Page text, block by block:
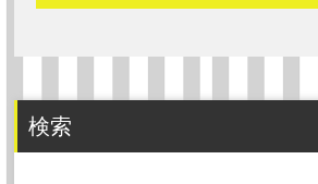
検索